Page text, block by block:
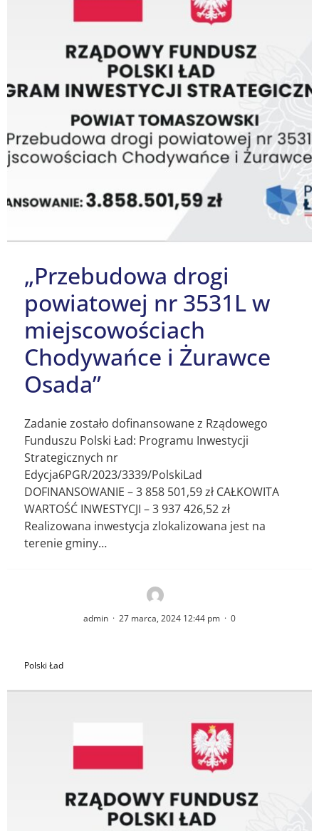
„Przebudowa drogi
powiatowej nr 3531L w
miejscowościach
Chodywańce i Żurawce
Osada”
Zadanie zostało dofinansowane z Rządowego
Funduszu Polski Ład: Programu Inwestycji
Strategicznych nr
Edycja6PGR/2023/3339/PolskiLad
DOFINANSOWANIE – 3 858 501,59 zł CAŁKOWITA
WARTOŚĆ INWESTYCJI – 3 937 426,52 zł
Realizowana inwestycja zlokalizowana jest na
terenie gminy…
admin · 27 marca, 2024 12:44 pm · 0
Polski Ład